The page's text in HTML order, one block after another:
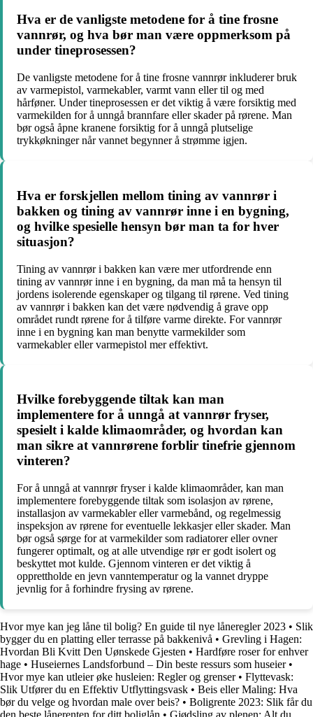
Hva er de vanligste metodene for å tine frosne
vannrør, og hva bør man være oppmerksom på
under tineprosessen?
De vanligste metodene for å tine frosne vannrør inkluderer bruk
av varmepistol, varmekabler, varmt vann eller til og med
hårføner. Under tineprosessen er det viktig å være forsiktig med
varmekilden for å unngå brannfare eller skader på rørene. Man
bør også åpne kranene forsiktig for å unngå plutselige
trykkøkninger når vannet begynner å strømme igjen.
Hva er forskjellen mellom tining av vannrør i
bakken og tining av vannrør inne i en bygning,
og hvilke spesielle hensyn bør man ta for hver
situasjon?
Tining av vannrør i bakken kan være mer utfordrende enn
tining av vannrør inne i en bygning, da man må ta hensyn til
jordens isolerende egenskaper og tilgang til rørene. Ved tining
av vannrør i bakken kan det være nødvendig å grave opp
området rundt rørene for å tilføre varme direkte. For vannrør
inne i en bygning kan man benytte varmekilder som
varmekabler eller varmepistol mer effektivt.
Hvilke forebyggende tiltak kan man
implementere for å unngå at vannrør fryser,
spesielt i kalde klimaområder, og hvordan kan
man sikre at vannrørene forblir tinefrie gjennom
vinteren?
For å unngå at vannrør fryser i kalde klimaområder, kan man
implementere forebyggende tiltak som isolasjon av rørene,
installasjon av varmekabler eller varmebånd, og regelmessig
inspeksjon av rørene for eventuelle lekkasjer eller skader. Man
bør også sørge for at varmekilder som radiatorer eller ovner
fungerer optimalt, og at alle utvendige rør er godt isolert og
beskyttet mot kulde. Gjennom vinteren er det viktig å
opprettholde en jevn vanntemperatur og la vannet dryppe
jevnlig for å forhindre frysing av rørene.
Hvor mye kan jeg låne til bolig? En guide til nye låneregler 2023 • Slik
bygger du en platting eller terrasse på bakkenivå • Grevling i Hagen:
Hvordan Bli Kvitt Den Uønskede Gjesten • Hardføre roser for enhver
hage • Huseiernes Landsforbund – Din beste ressurs som huseier•
Hvor mye kan utleier øke husleien: Regler og grenser• Flyttevask:
Slik Utfører du en Effektiv Utflyttingsvask • Beis eller Maling: Hva
bør du velge og hvordan male over beis? • Boligrente 2023: Slik får du
den beste lånerenten for ditt boliglån • Gjødsling av plenen: Alt du